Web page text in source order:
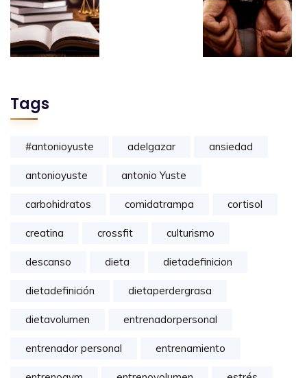
Tags
#antonioyuste adelgazar ansiedad
antonioyuste antonio Yuste
carbohidratos comidatrampa cortisol
creatina crossfit culturismo
descanso dieta dietadefinicion
dietadefinición dietaperdergrasa
dietavolumen entrenadorpersonal
entrenador personal entrenamiento